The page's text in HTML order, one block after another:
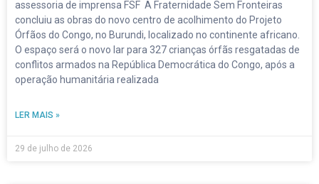
assessoria de imprensa FSF A Fraternidade Sem Fronteiras
concluiu as obras do novo centro de acolhimento do Projeto
Órfãos do Congo, no Burundi, localizado no continente africano.
O espaço será o novo lar para 327 crianças órfãs resgatadas de
conflitos armados na República Democrática do Congo, após a
operação humanitária realizada
LER MAIS »
29 de julho de 2026